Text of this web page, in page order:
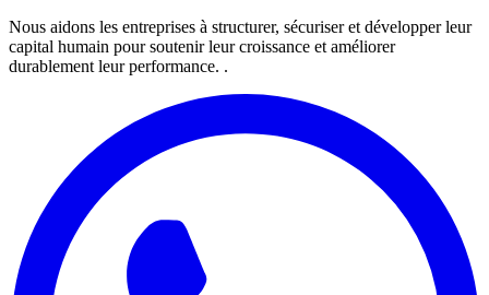
Nous aidons les entreprises à structurer, sécuriser et développer leur
capital humain pour soutenir leur croissance et améliorer
durablement leur performance. .